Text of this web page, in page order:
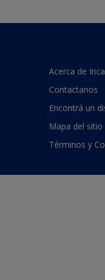
Acerca de Inca
Contactanos
Encontrá un
Mapa del sitio
Términos y